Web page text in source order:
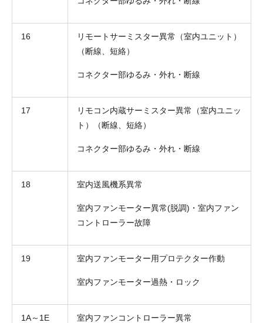
16
リモートサーミスター異常（室内ユニット）
（断線、短絡）
コネクター部ゆるみ・外れ・断線
17
リモコン内蔵サーミスター異常（室内ユニッ
ト）（断線、短絡）
コネクター部ゆるみ・外れ・断線
18 室内送風機系異常
室内ファンモーター異常(脱調)・室内ファン
コントローラー故障
19 室内ファンモーター用プロテクター作動
室内ファンモーター過熱・ロック
1A～1E 室内ファンコントローラー異常